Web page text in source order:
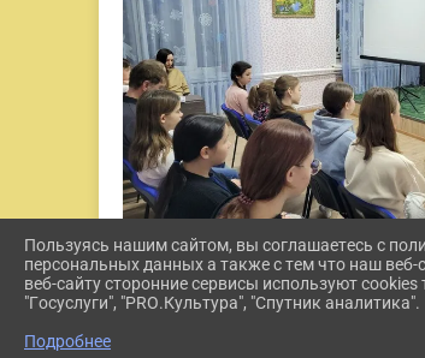
Пользуясь нашим сайтом, вы соглашаетесь с
персональных данных а также с тем что наш веб-
веб-сайту сторонние сервисы используют
"Госуслуги", "PRO.Культура", "Спутник аналитика".
Подробнее